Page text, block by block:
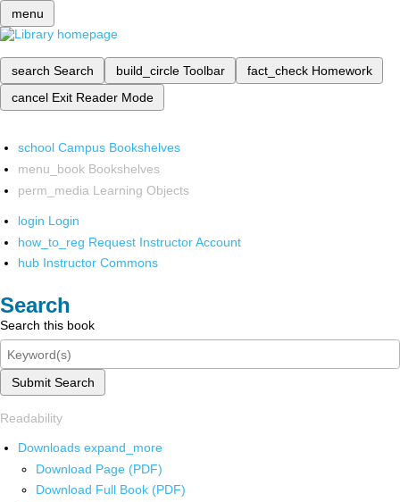
menu
search Search build_circle Toolbar fact_check Homework
cancel Exit Reader Mode
school Campus Bookshelves
menu_book Bookshelves
perm_media Learning Objects
login Login
how_to_reg Request Instructor Account
hub Instructor Commons
Search
Search this book
Submit Search
Readability
Downloads expand_more
Download Page (PDF)
Download Full Book (PDF)